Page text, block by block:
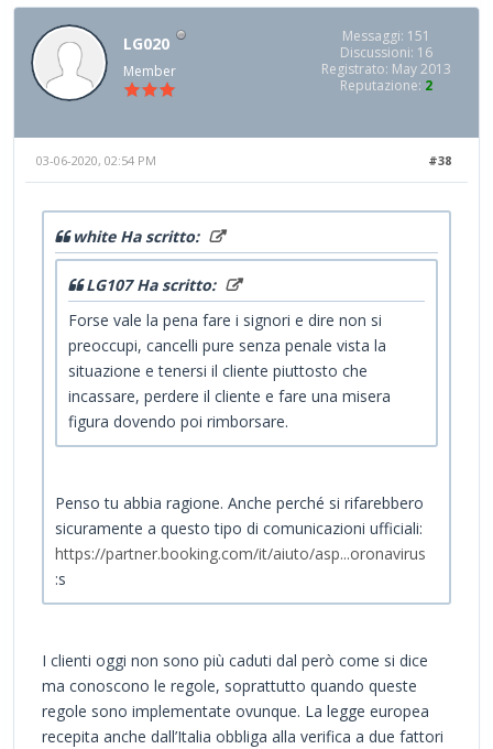
LG020
Member
Messaggi: 151
Discussioni: 16
Registrato: May 2013
Reputazione: 2
#38
03-06-2020, 02:54 PM
white Ha scritto:
LG107 Ha scritto:
Forse vale la pena fare i signori e dire non si
preoccupi, cancelli pure senza penale vista la
situazione e tenersi il cliente piuttosto che
incassare, perdere il cliente e fare una misera
figura dovendo poi rimborsare.
Penso tu abbia ragione. Anche perché si rifarebbero
sicuramente a questo tipo di comunicazioni ufficiali:
https://partner.booking.com/it/aiuto/asp...oronavirus
:s
I clienti oggi non sono più caduti dal però come si dice
ma conoscono le regole, soprattutto quando queste
regole sono implementate ovunque. La legge europea
recepita anche dall’Italia obbliga alla verifica a due fattori